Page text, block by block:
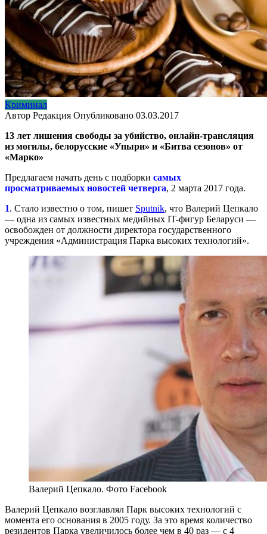
Криминал
Автор Редакция Опубликовано 03.03.2017
13 лет лишения свободы за убийство, онлайн-трансляция
из могилы, белорусские «Упыри» и «Битва сезонов» от
«Марко»
Предлагаем начать день с подборки самых
просматриваемых новостей четверга, 2 марта 2017 года.
1. Стало известно о том, пишет Sputnik, что Валерий Цепкало
— одна из самых известных медийных IT-фигур Беларуси —
освобожден от должности директора государственного
учреждения «Администрация Парка высоких технологий».
Валерий Цепкало. Фото Facebook
Валерий Цепкало возглавлял Парк высоких технологий с
момента его основания в 2005 году. За это время количество
резидентов Парка увеличилось более чем в 40 раз — с 4